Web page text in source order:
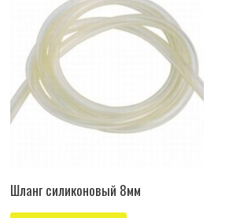
Шланг силиконовый 8мм